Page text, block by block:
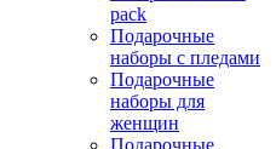
pack
Подарочные
наборы с пледами
Подарочные
наборы для
женщин
Подарочные